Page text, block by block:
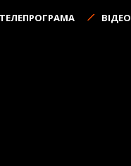
ТЕЛЕПРОГРАМА ВІДЕО